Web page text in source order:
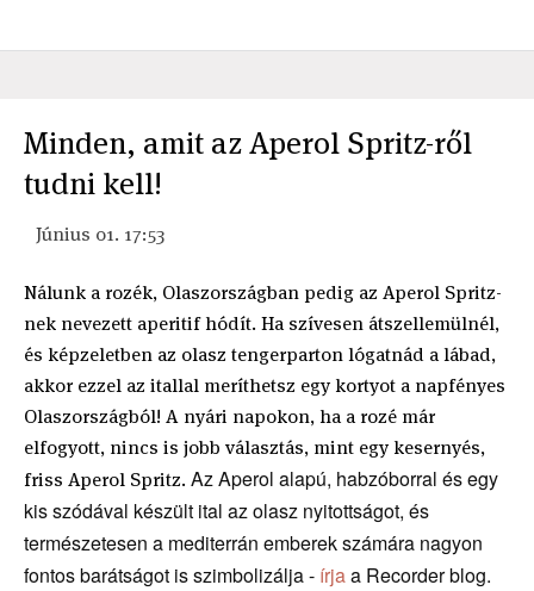
Minden, amit az Aperol Spritz-ről
tudni kell!
Június 01. 17:53
Nálunk a rozék, Olaszországban pedig az Aperol Spritz-
nek nevezett aperitif hódít. Ha szívesen átszellemülnél,
és képzeletben az olasz tengerparton lógatnád a lábad,
akkor ezzel az itallal meríthetsz egy kortyot a napfényes
Olaszországból! A nyári napokon, ha a rozé már
elfogyott, nincs is jobb választás, mint egy kesernyés,
friss Aperol Spritz. Az Aperol alapú, habzóborral és egy
kis szódával készült ital az olasz nyitottságot, és
természetesen a mediterrán emberek számára nagyon
fontos barátságot is szimbolizálja - írjaa Recorder blog.